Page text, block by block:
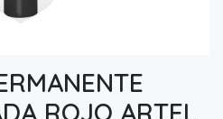
ROJO ARTEL